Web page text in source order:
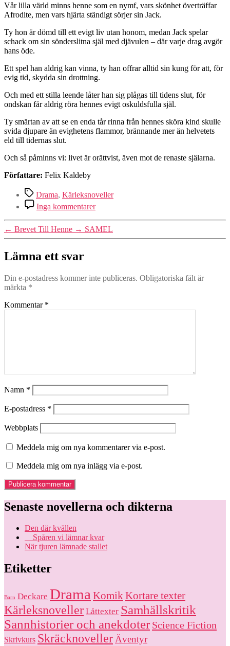
Vår lilla värld minns henne som en nymf, vars skönhet överträffar
Afrodite, men vars hjärta ständigt sörjer sin Jack.
Ty hon är dömd till ett evigt liv utan honom, medan Jack spelar
schack om sin sönderslitna själ med djävulen – där varje drag avgör
hans öde.
Ett spel han aldrig kan vinna, ty han offrar alltid sin kung för att, för
evig tid, skydda sin drottning.
Och med ett stilla leende låter han sig plågas till tidens slut, för
ondskan får aldrig röra hennes evigt oskuldsfulla själ.
Ty smärtan av att se en enda tår rinna från hennes sköra kind skulle
svida djupare än evighetens flammor, brännande mer än helvetets
eld till tidernas slut.
Och så påminns vi: livet är orättvist, även mot de renaste själarna.
Författare: Felix Kaldeby
Etiketter
Drama, Kärleksnoveller
Inga kommentarertill
Kvinnor
—
Naturens
Eviga
← Brevet Till Henne → SAMEL
Lämna ett svar
Din e-postadress kommer inte publiceras. Obligatoriska fält är
märkta *
Kommentar *
Namn *
E-postadress *
Webbplats
Meddela mig om nya kommentarer via e-post.
Meddela mig om nya inlägg via e-post.
Senaste novellerna och dikterna
Den där kvällen
Spåren vi lämnar kvar
När tjuren lämnade stallet
Etiketter
Barn Deckare Drama KomikKortare texter
Kärleksnoveller Låttexter Samhällskritik
Sannhistorier och anekdoter Science Fiction
Skrivkurs SkräcknovellerÄventyr